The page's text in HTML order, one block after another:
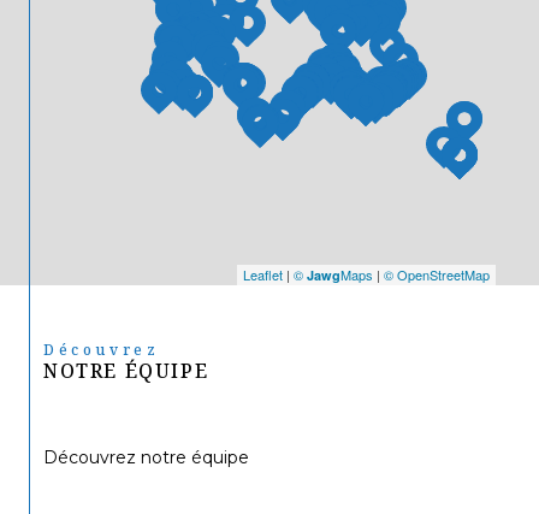
Leaflet | © JawgMaps | © OpenStreetMap
Découvrez
NOTRE ÉQUIPE
Découvrez notre équipe